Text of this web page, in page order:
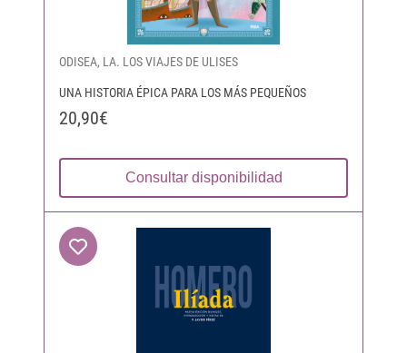
ODISEA, LA. LOS VIAJES DE ULISES
UNA HISTORIA ÉPICA PARA LOS MÁS PEQUEÑOS
20,90€
Consultar disponibilidad